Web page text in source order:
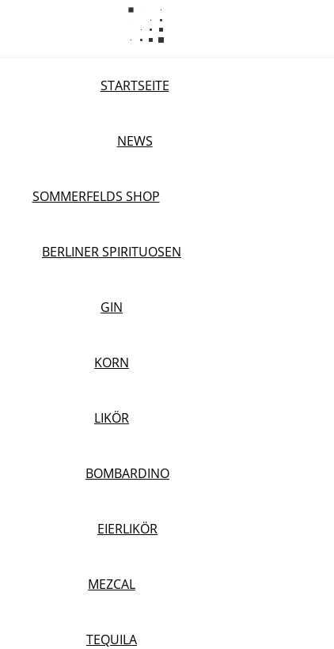
STARTSEITE
NEWS
SOMMERFELDS SHOP
BERLINER SPIRITUOSEN
GIN
KORN
LIKÖR
BOMBARDINO
EIERLIKÖR
MEZCAL
TEQUILA